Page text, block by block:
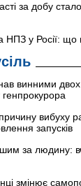
за добу
НПЗ у Росії: що
винними
генпрокурора
вибуху
запусків
за людину:
змінює